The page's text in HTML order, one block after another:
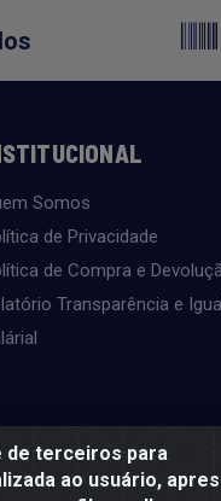
de terceiros para
ao usuário,
Somos
de Privacidade
de Compra e
Transparência e
APRECIE COM